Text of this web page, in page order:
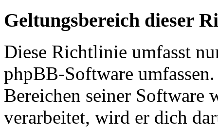
Geltungsbereich dieser
Diese Richtlinie umfasst
phpBB-Software
Bereichen seiner Software
verarbeitet, wird er dich